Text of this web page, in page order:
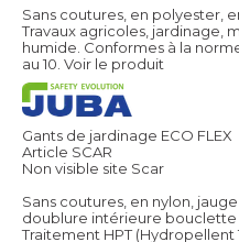
Sans coutures, en polyester,
Travaux agricoles, jardinage,
humide. Conformes à la norme
au 10. Voir le produit
Gants de jardinage ECO FLEX
Article SCAR
Non visible site Scar
Sans coutures, en nylon,
doublure intérieure bouclette
Traitement HPT (Hydropellent